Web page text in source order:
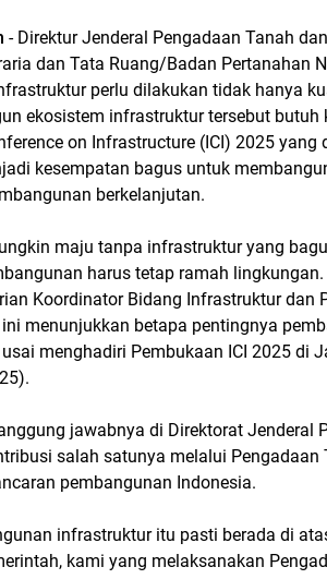
- Direktur Jenderal Pengadaan Tanah
dan Tata Ruang/Badan Pertanahan
perlu dilakukan tidak hanya
ekosistem infrastruktur tersebut
on Infrastructure (ICI) 2025
kesempatan bagus untuk
berkelanjutan.
maju tanpa infrastruktur yang
harus tetap ramah
Koordinator Bidang Infrastruktur dan
menunjukkan betapa pentingnya
menghadiri Pembukaan ICI 2025 di
jawabnya di Direktorat Jenderal
salah satunya melalui
pembangunan Indonesia.
infrastruktur itu pasti berada di
kami yang melaksanakan